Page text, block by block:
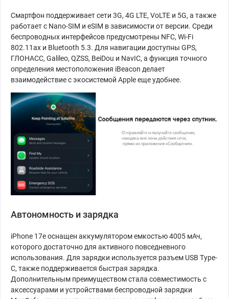
Смартфон поддерживает сети 3G, 4G LTE, VoLTE и 5G, а также
работает с Nano-SIM и eSIM в зависимости от версии. Среди
беспроводных интерфейсов предусмотрены NFC, Wi-Fi
802.11ax и Bluetooth 5.3. Для навигации доступны GPS,
ГЛОНАСС, Galileo, QZSS, BeiDou и NavIC, а функция точного
определения местоположения iBeacon делает
взаимодействие с экосистемой Apple еще удобнее.
Автономность и зарядка
iPhone 17e оснащен аккумулятором емкостью 4005 мАч,
которого достаточно для активного повседневного
использования. Для зарядки используется разъем USB Type-
C, также поддерживается быстрая зарядка.
Дополнительным преимуществом стала совместимость с
аксессуарами и устройствами беспроводной зарядки